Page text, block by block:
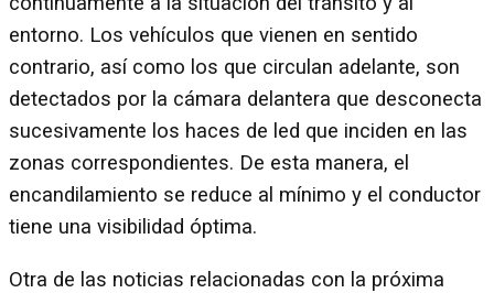
entorno. Los vehículos que vienen en sentido
contrario, así como los que circulan adelante, son
detectados por la cámara delantera que desconecta
sucesivamente los haces de led que inciden en las
zonas correspondientes. De esta manera, el
encandilamiento se reduce al mínimo y el conductor
tiene una visibilidad óptima.
Otra de las noticias relacionadas con la próxima